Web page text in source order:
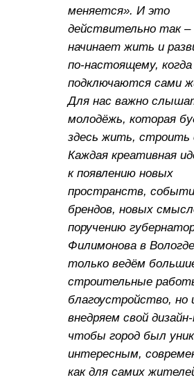
меняется». И это
действительно так –
начинает жить и
по-настоящему,
подключаются сами
Для нас важно
молодёжь, которая
здесь жить, строить
Каждая креативная
к появлению новых
пространств,
брендов, новых
поручению
Филимонова в
только ведём
строительные
благоустройство, но
внедряем свой дизайн-
чтобы город был
интересным,
как для самих